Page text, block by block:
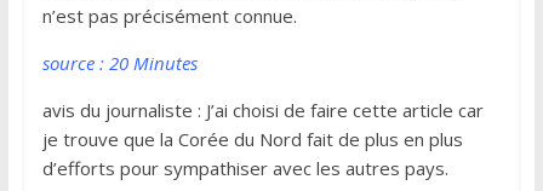
n’est pas précisément connue.
source : 20 Minutes
avis du journaliste : J’ai choisi de faire cette article car
je trouve que la Corée du Nord fait de plus en plus
d’efforts pour sympathiser avec les autres pays.